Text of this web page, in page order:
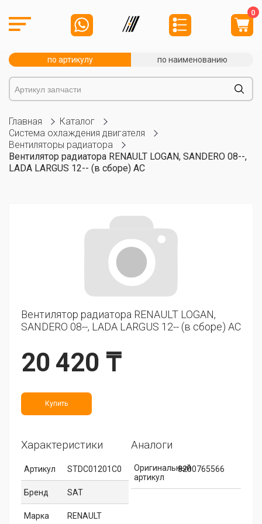
0
по артикулу по наименованию
Главная
Каталог
Система охлаждения двигателя
Вентиляторы радиатора
Вентилятор радиатора RENAULT LOGAN, SANDERO 08--,
LADA LARGUS 12-- (в сборе) AC
Вентилятор радиатора RENAULT LOGAN,
SANDERO 08--, LADA LARGUS 12-- (в сборе) AC
20 420 ₸
Купить
Характеристики
Артикул STDC01201C0
Бренд SAT
Марка RENAULT
Аналоги
Оригинальный
артикул
8200765566